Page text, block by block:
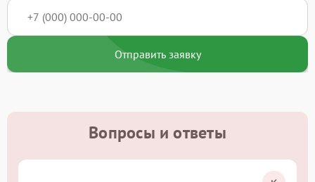
Отправить заявку
Вопросы и ответы